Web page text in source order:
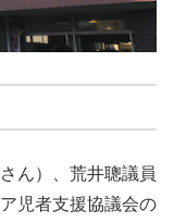
ん）、荒井聰議員
児者支援協議会の